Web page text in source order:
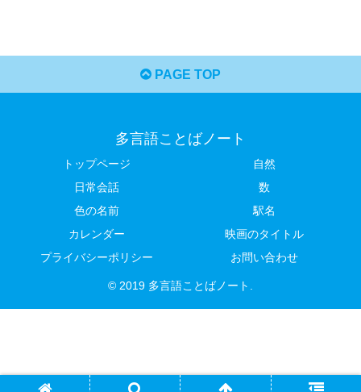
PAGE TOP
多言語ことばノート
トップページ
自然
日常会話
数
色の名前
駅名
カレンダー
映画のタイトル
プライバシーポリシー
お問い合わせ
© 2019 多言語ことばノート.